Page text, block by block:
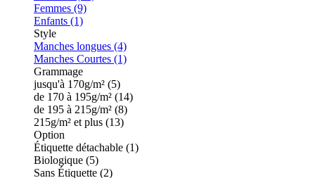
Femmes (9)
Enfants (1)
Style
Manches longues (4)
Manches Courtes (1)
Grammage
jusqu'à 170g/m² (5)
de 170 à 195g/m² (14)
de 195 à 215g/m² (8)
215g/m² et plus (13)
Option
Étiquette détachable (1)
Biologique (5)
Sans Étiquette (2)